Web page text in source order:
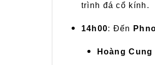
trình đá cổ kính.
14h00: Đến
Hoàng